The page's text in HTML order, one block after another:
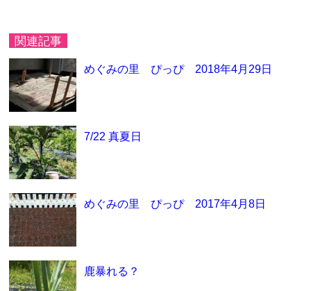
関連記事
めぐみの里 ぴっぴ 2018年4月29日
7/22 真夏日
めぐみの里 ぴっぴ 2017年4月8日
鹿暴れる？